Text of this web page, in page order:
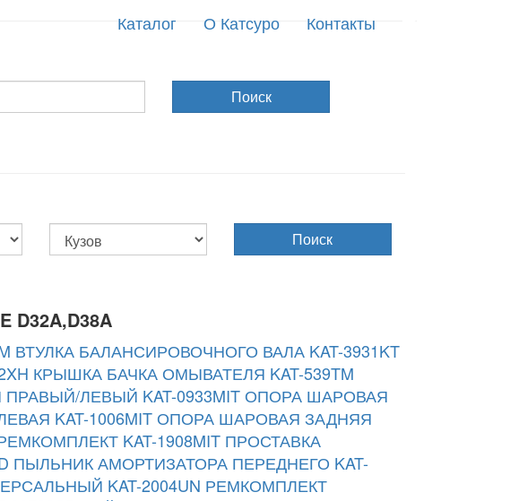
Каталог О Катсуро
Контакты
Поиск
Поиск
D32A,D38A
ВТУЛКА БАЛАНСИРОВОЧНОГО ВАЛА KAT-3931KT
КРЫШКА БАЧКА ОМЫВАТЕЛЯ KAT-539TM
ЛЕВЫЙ KAT-0933MIT ОПОРА ШАРОВАЯ
KAT-1006MIT ОПОРА ШАРОВАЯ ЗАДНЯЯ
KAT-1908MIT ПРОСТАВКА
ПЫЛЬНИК АМОРТИЗАТОРА ПЕРЕДНЕГО KAT-
KAT-2004UN РЕМКОМПЛЕКТ